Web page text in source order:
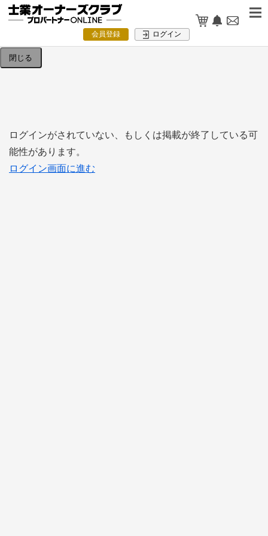
会員登録 ログイン
検索条件を入力してください。
閉じる
ログインがされていない、もしくは掲載が終了している可
能性があります。
ログイン画面に進む